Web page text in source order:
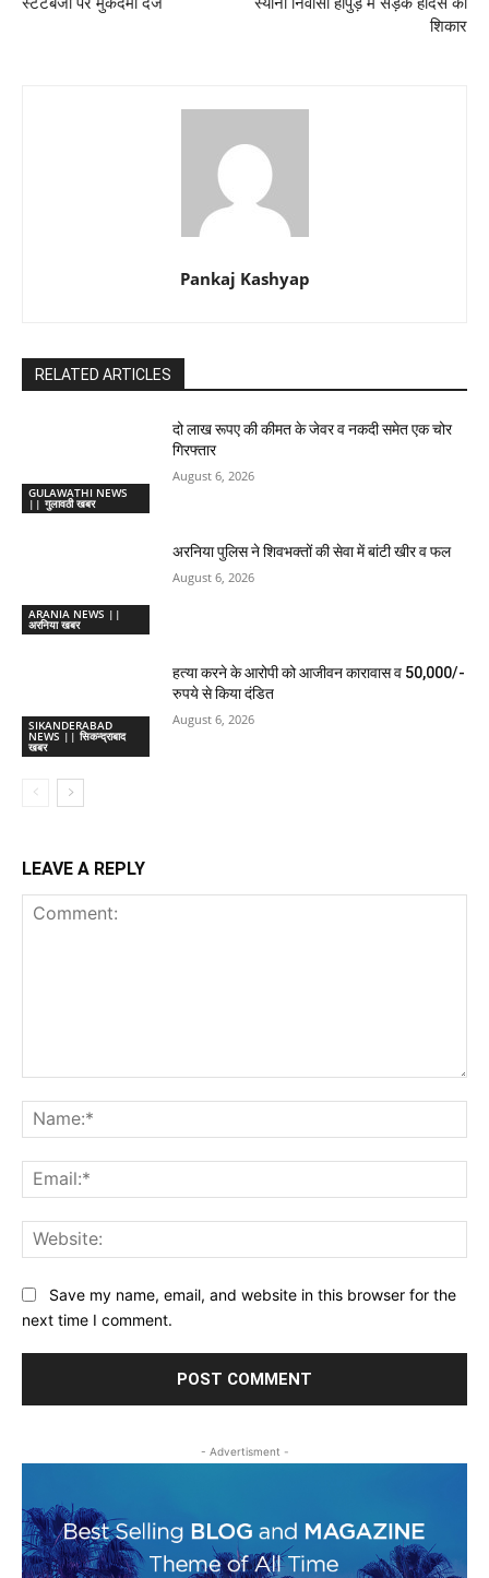
शिकार
Pankaj Kashyap
RELATED ARTICLES
GULAWATHI NEWS
|| गुलावठी खबर
दो लाख रूपए की कीमत के जेवर व नकदी समेत एक चोर
गिरफ्तार
August 6, 2026
ARANIA NEWS ||
अरनिया खबर
अरनिया पुलिस ने शिवभक्तों की सेवा में बांटी खीर व फल
August 6, 2026
SIKANDERABAD
NEWS || सिकन्द्राबाद
खबर
हत्या करने के आरोपी को आजीवन कारावास व 50,000/-
रुपये से किया दंडित
August 6, 2026
LEAVE A REPLY
Save my name, email, and website in this browser for the
next time I comment.
- Advertisment -